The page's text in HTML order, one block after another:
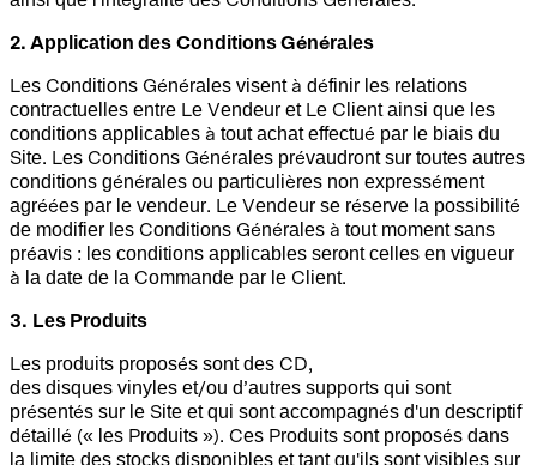
2. Application des Conditions Générales
Les Conditions Générales visent à définir les relations
contractuelles entre Le Vendeur et Le Client ainsi que les
conditions applicables à tout achat effectué par le biais du
Site. Les Conditions Générales prévaudront sur toutes autres
conditions générales ou particulières non expressément
agréées par le vendeur. Le Vendeur se réserve la possibilité
de modifier les Conditions Générales à tout moment sans
préavis : les conditions applicables seront celles en vigueur
à la date de la Commande par le Client.
3. Les Produits
Les produits proposés sont des CD,
des disques vinyles et/ou d’autres supports qui sont
présentés sur le Site et qui sont accompagnés d'un descriptif
détaillé (« les Produits »). Ces Produits sont proposés dans
la limite des stocks disponibles et tant qu'ils sont visibles sur